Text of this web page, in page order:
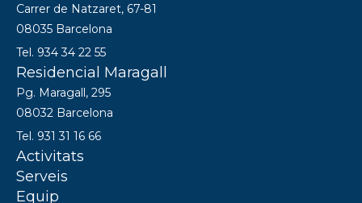
Carrer de Natzaret, 67-81
08035 Barcelona
Tel. 934 34 22 55
Residencial Maragall
Pg. Maragall, 295
08032 Barcelona
Tel. 931 31 16 66
Activitats
Serveis
Equip